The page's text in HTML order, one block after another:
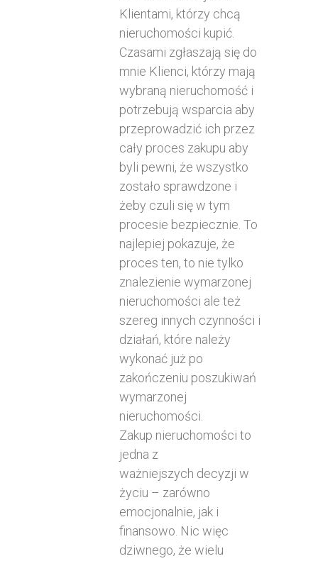
Klientami, którzy chcą
nieruchomości kupić.
Czasami zgłaszają się do
mnie Klienci, którzy mają
wybraną nieruchomość i
potrzebują wsparcia aby
przeprowadzić ich przez
cały proces zakupu aby
byli pewni, że wszystko
zostało sprawdzone i
żeby czuli się w tym
procesie bezpiecznie. To
najlepiej pokazuje, że
proces ten, to nie tylko
znalezienie wymarzonej
nieruchomości ale też
szereg innych czynności i
działań, które należy
wykonać już po
zakończeniu poszukiwań
wymarzonej
nieruchomości.
Zakup nieruchomości to
jedna z
ważniejszych decyzji w
życiu – zarówno
emocjonalnie, jak i
finansowo. Nic więc
dziwnego, że wielu